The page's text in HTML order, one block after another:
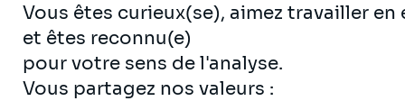
Vous êtes curieux(se), aimez travailler en
et êtes reconnu(e)
pour votre sens de l'analyse.
Vous partagez nos valeurs :